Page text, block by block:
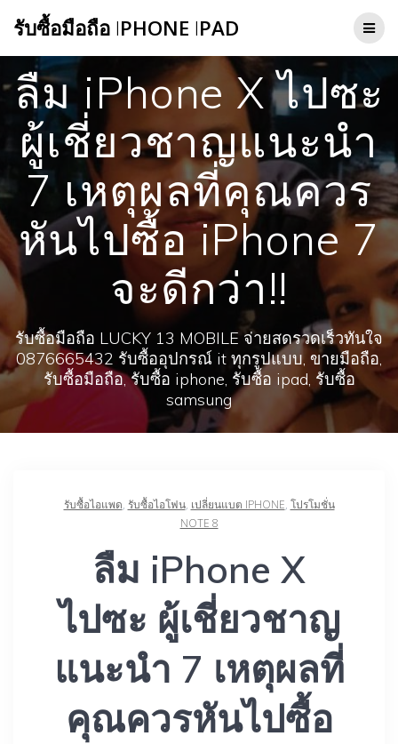
to
รับซื้อมือถือ IPHONE IPAD
ลืม iPhone X ไปซะ
ผู้เชี่ยวชาญแนะนำ
7 เหตุผลที่คุณควร
หันไปซื้อ iPhone 7
จะดีกว่า!!
รับซื้อมือถือ LUCKY 13 MOBILE จ่ายสดรวดเร็วทันใจ
0876665432 รับซื้ออุปกรณ์ it ทุกรูปแบบ, ขายมือถือ,
รับซื้อมือถือ, รับซื้อ iphone, รับซื้อ ipad, รับซื้อ
samsung
รับซื้อไอแพด, รับซื้อไอโฟน, เปลี่ยนแบต IPHONE, โปรโมชั่น
NOTE 8
ลืม iPhone X
ไปซะ ผู้เชี่ยวชาญ
แนะนำ 7 เหตุผลที่
คุณควรหันไปซื้อ